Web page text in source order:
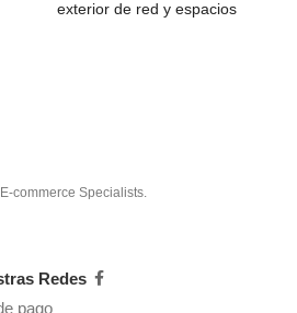
exterior de red y espacios
commerce Specialists.
Redes